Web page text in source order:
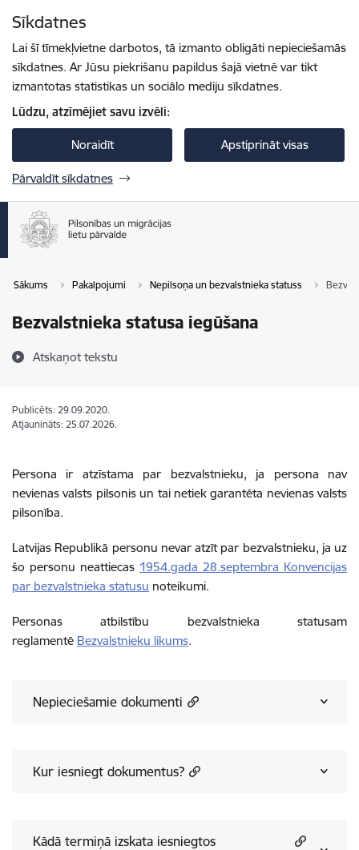
Sīkdatnes
Lai šī tīmekļvietne darbotos, tā izmanto obligāti nepieciešamās
sīkdatnes. Ar Jūsu piekrišanu papildus šajā vietnē var tikt
izmantotas statistikas un sociālo mediju sīkdatnes.
Lūdzu, atzīmējiet savu izvēli:
Noraidīt Apstiprināt visas
Pārvaldīt sīkdatnes
Sākums Pakalpojumi Nepilsoņa un bezvalstnieka statuss
Bezvalstnieka statusa iegūšana
Atskaņot tekstu
Publicēts: 29.09.2020.
Atjaunināts: 25.07.2026.
Persona ir atzīstama par bezvalstnieku, ja persona nav
nevienas valsts pilsonis un tai netiek garantēta nevienas valsts
pilsonība.
Latvijas Republikā personu nevar atzīt par bezvalstnieku, ja uz
šo personu neattiecas 1954.gada 28.septembra Konvencijas
par bezvalstnieka statusu noteikumi.
Personas atbilstību bezvalstnieka statusam
reglamentē Bezvalstnieku likums.
Nepieciešamie dokumenti
Kur iesniegt dokumentus?
Kādā termiņā izskata iesniegtos